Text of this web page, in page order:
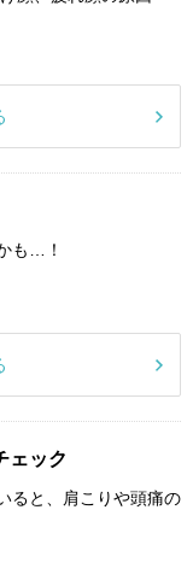
も…！
ェック
ると、肩こりや頭痛の